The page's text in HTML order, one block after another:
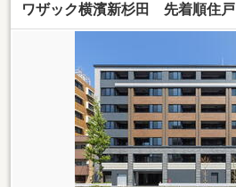
ワザック横濱新杉田 先着順住戸